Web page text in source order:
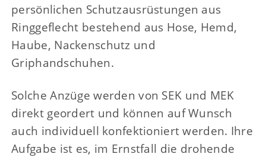
persönlichen Schutzausrüstungen aus
Ringgeflecht bestehend aus Hose, Hemd,
Haube, Nackenschutz und
Griphandschuhen.
Solche Anzüge werden von SEK und MEK
direkt geordert und können auf Wunsch
auch individuell konfektioniert werden. Ihre
Aufgabe ist es, im Ernstfall die drohende